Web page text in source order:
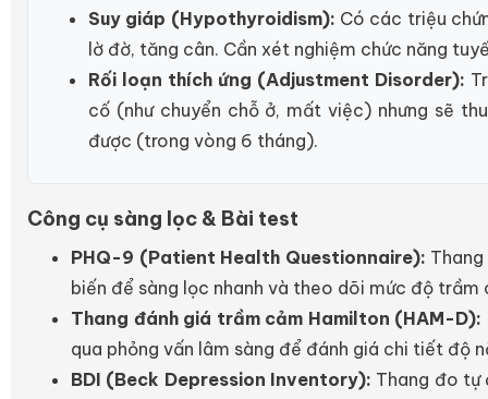
Suy giáp (Hypothyroidism): Có các triệu
lờ đờ, tăng cân. Cần xét nghiệm chức năng
Rối loạn thích ứng (Adjustment Disorder):
cố (như chuyển chỗ ở, mất việc) nhưng sẽ
được (trong vòng 6 tháng).
Công cụ sàng lọc & Bài test
PHQ-9 (Patient Health Questionnaire):
biến để sàng lọc nhanh và theo dõi mức độ trầm
Thang đánh giá trầm cảm Hamilton (HAM-D):
qua phỏng vấn lâm sàng để đánh giá chi tiết độ
BDI (Beck Depression Inventory): Thang đo tự